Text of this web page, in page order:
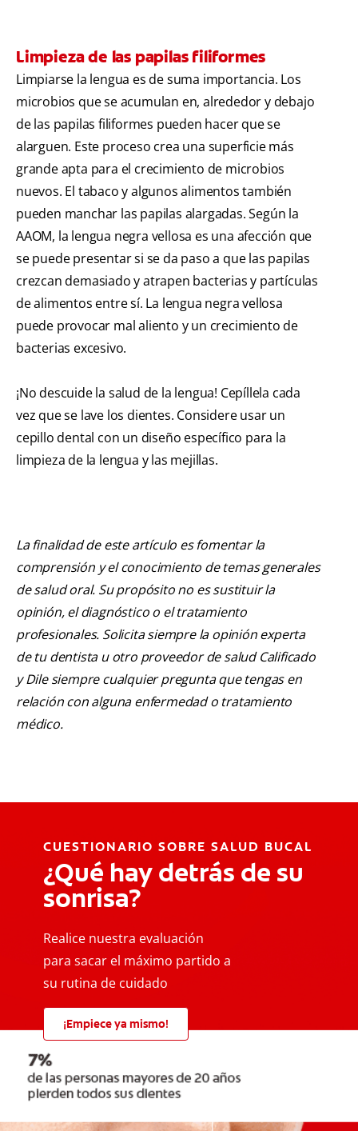
Limpieza de las papilas filiformes
Limpiarse la lengua es de suma importancia. Los
microbios que se acumulan en, alrededor y debajo
de las papilas filiformes pueden hacer que se
alarguen. Este proceso crea una superficie más
grande apta para el crecimiento de microbios
nuevos. El tabaco y algunos alimentos también
pueden manchar las papilas alargadas. Según la
AAOM, la lengua negra vellosa es una afección que
se puede presentar si se da paso a que las papilas
crezcan demasiado y atrapen bacterias y partículas
de alimentos entre sí. La lengua negra vellosa
puede provocar mal aliento y un crecimiento de
bacterias excesivo.
¡No descuide la salud de la lengua! Cepíllela cada
vez que se lave los dientes. Considere usar un
cepillo dental con un diseño específico para la
limpieza de la lengua y las mejillas.
La finalidad de este artículo es fomentar la
comprensión y el conocimiento de temas generales
de salud oral. Su propósito no es sustituir la
opinión, el diagnóstico o el tratamiento
profesionales. Solicita siempre la opinión experta
de tu dentista u otro proveedor de salud Calificado
y Dile siempre cualquier pregunta que tengas en
relación con alguna enfermedad o tratamiento
médico.
CUESTIONARIO SOBRE SALUD BUCAL
¿Qué hay detrás de su
sonrisa?
Realice nuestra evaluación
para sacar el máximo partido a
su rutina de cuidado
¡Empiece ya mismo!